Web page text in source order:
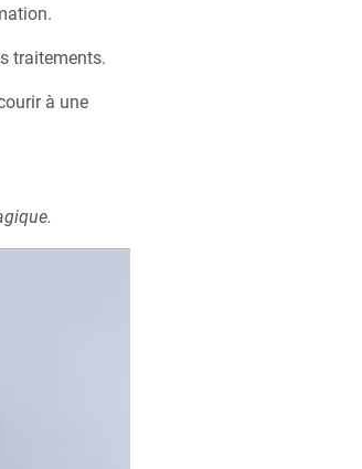
traitements.
à une